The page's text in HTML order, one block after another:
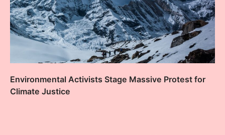
Environmental Activists Stage Massive Protest for
Climate Justice